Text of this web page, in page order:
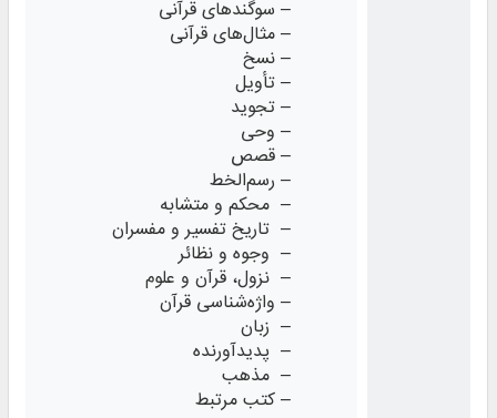
– سوگندهای قرآنی
– مثال‌های قرآنی
– نسخ
– تأویل
– تجوید
– وحی
– قصص
– رسم‌الخط
– محکم و متشابه
– تاریخ تفسیر و مفسران
– وجوه و نظائر
– نزول، قرآن و علوم
– واژه‌شناسی قرآن
– زبان
– پدیدآورنده
– مذهب
– کتب مرتبط